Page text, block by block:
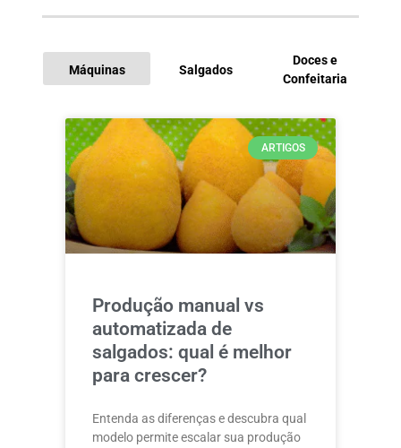
Máquinas Salgados
Doces e
Confeitaria
ARTIGOS
Produção manual vs
automatizada de
salgados: qual é melhor
para crescer?
Entenda as diferenças e descubra qual
modelo permite escalar sua produção